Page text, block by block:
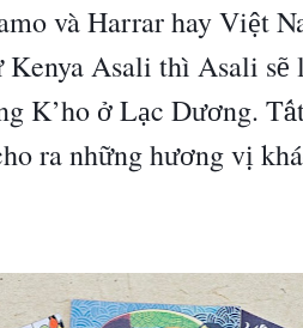
vàHarrar hay Việt
Kenya Asali thì Asali sẽ l
K’ho ở Lạc Dương. Tấ
ra những hương vị khá